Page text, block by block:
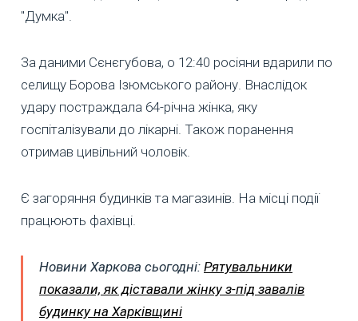
"Думка".
За даними Сєнєгубова, о 12:40 росіяни вдарили по
селищу Борова Ізюмського району. Внаслідок
удару постраждала 64-річна жінка, яку
госпіталізували до лікарні. Також поранення
отримав цивільний чоловік.
Є загоряння будинків та магазинів. На місці події
працюють фахівці.
Новини Харкова сьогодні: Рятувальники
показали, як діставали жінку з-під завалів
будинку на Харківщині